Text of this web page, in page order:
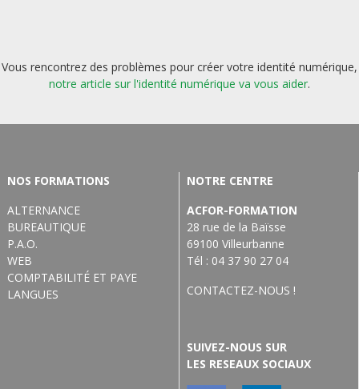
Vous rencontrez des problèmes pour créer votre identité numérique,
notre article sur l'identité numérique va vous aider.
NOS FORMATIONS
ALTERNANCE
BUREAUTIQUE
P.A.O.
WEB
COMPTABILITÉ ET PAYE
LANGUES
NOTRE CENTRE
ACFOR-FORMATION
28 rue de la Baïsse
69100 Villeurbanne
Tél : 04 37 90 27 04
CONTACTEZ-NOUS !
SUIVEZ-NOUS SUR
LES RESEAUX SOCIAUX